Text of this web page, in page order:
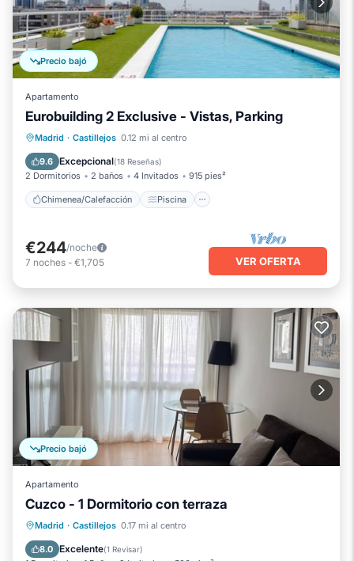
Precio bajó
Apartamento
Eurobuilding 2 Exclusive - Vistas, Parking
Madrid · Castillejos 0.12 mi al centro
9.6 Excepcional(18 Reseñas)
2 Dormitorios 2 baños 4 Invitados 915 pies²
Chimenea/Calefacción Piscina
Chimenea/Calefacción
Balcón/Terraza
€244/noche
7 noches - €1,705 VER OFERTA
Precio bajó
Apartamento
Cuzco - 1 Dormitorio con terraza
Madrid · Castillejos 0.17 mi al centro
8.0 Excelente(1 Revisar)
Chimenea/Calefacción
Balcón/Terraza